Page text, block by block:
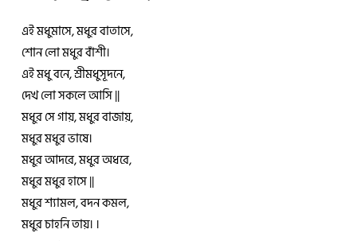
এই মধুমাসে, মধুর বাতাসে,
শোন লো মধুর বাঁশী।
এই মধু বনে, শ্রীমধুসূদনে,
দেখ লো সকলে আসি ||
মধুর সে গায়, মধুর বাজায়,
মধুর মধুর ভাষে।
মধুর আদরে, মধুর অধরে,
মধুর মধুর হাসে ||
মধুর শ্যামল, বদন কমল,
মধুর চাহনি তায়। ।